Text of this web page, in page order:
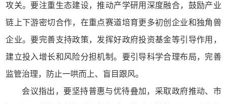
攻关。要注重生态建设，推动产学研用深度融合，鼓励产业
链上下游密切合作，在重点赛道培育更多初创企业和独角兽
企业。要完善支持政策，发挥好政府投资基金等引导作用，
建立投入增长和风险分担机制。要引导科学合理布局，完善
监管治理，防止一哄而上、盲目跟风。
会议指出，要坚持普惠与优待叠加，采取政府推动、市